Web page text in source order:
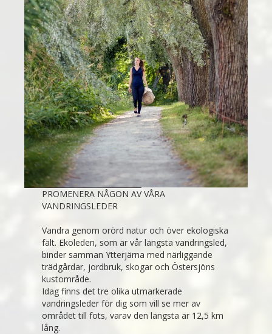
PROMENERA NÅGON AV VÅRA
VANDRINGSLEDER
Vandra genom orörd natur och över ekologiska
fält. Ekoleden, som är vår längsta vandringsled,
binder samman Ytterjärna med närliggande
trädgårdar, jordbruk, skogar och Östersjöns
kustområde.
Idag finns det tre olika utmarkerade
vandringsleder för dig som vill se mer av
området till fots, varav den längsta är 12,5 km
lång.